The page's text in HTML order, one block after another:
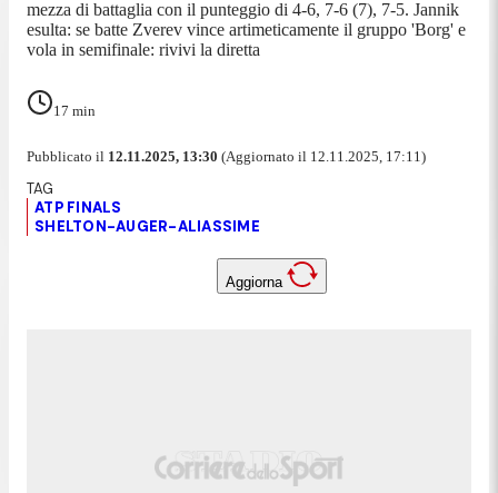
mezza di battaglia con il punteggio di 4-6, 7-6 (7), 7-5. Jannik
esulta: se batte Zverev vince artimeticamente il gruppo 'Borg' e
vola in semifinale: rivivi la diretta
17 min
Pubblicato il 12.11.2025, 13:30 (Aggiornato il 12.11.2025, 17:11)
ATP FINALS
SHELTON-AUGER-ALIASSIME
Aggiorna